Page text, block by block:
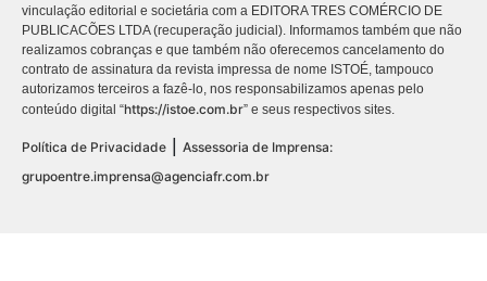
vinculação editorial e societária com a EDITORA TRES COMÉRCIO DE
PUBLICACÕES LTDA (recuperação judicial). Informamos também que não
realizamos cobranças e que também não oferecemos cancelamento do
contrato de assinatura da revista impressa de nome ISTOÉ, tampouco
autorizamos terceiros a fazê-lo, nos responsabilizamos apenas pelo
conteúdo digital “https://istoe.com.br” e seus respectivos sites.
Política de Privacidade
Assessoria de Imprensa:
grupoentre.imprensa@agenciafr.com.br